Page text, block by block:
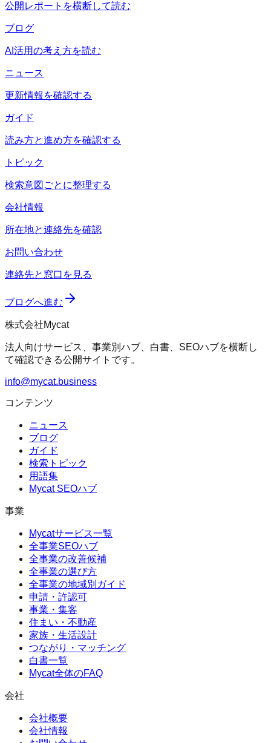
公開レポートを横断して読む
ブログ
AI活用の考え方を読む
ニュース
更新情報を確認する
ガイド
読み方と進め方を確認する
トピック
検索意図ごとに整理する
会社情報
所在地と連絡先を確認
お問い合わせ
連絡先と窓口を見る
ブログへ進む
株式会社Mycat
法人向けサービス、事業別ハブ、白書、SEOハブを横断し
て確認できる公開サイトです。
info@mycat.business
コンテンツ
ニュース
ブログ
ガイド
検索トピック
用語集
Mycat SEOハブ
事業
Mycatサービス一覧
全事業SEOハブ
全事業の改善候補
全事業の選び方
全事業の地域別ガイド
申請・許認可
事業・集客
住まい・不動産
家族・生活設計
つながり・マッチング
白書一覧
Mycat全体のFAQ
会社
会社概要
会社情報